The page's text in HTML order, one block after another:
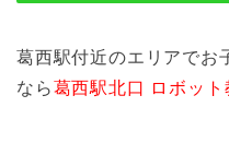
葛西駅付近のエリアでお
なら葛西駅北口 ロボット